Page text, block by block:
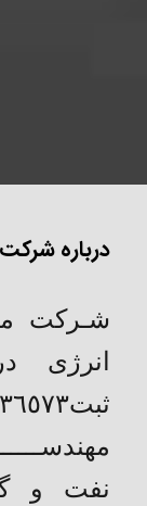
درباره
شـركت
انرژی
نفت و